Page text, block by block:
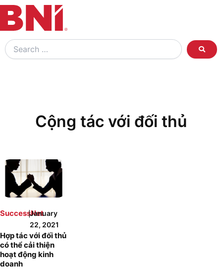
Search
…
Cộng tác với đối thủ
SuccessNet
|January
22, 2021
Hợp tác với đối thủ
có thể cải thiện
hoạt động kinh
doanh